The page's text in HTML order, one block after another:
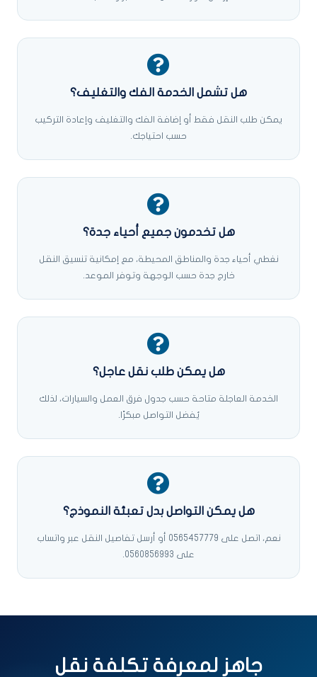
هل تشمل الخدمة الفك والتغليف؟
يمكن طلب النقل فقط أو إضافة الفك والتغليف وإعادة التركيب
حسب احتياجك.
هل تخدمون جميع أحياء جدة؟
نغطي أحياء جدة والمناطق المحيطة، مع إمكانية تنسيق النقل
خارج جدة حسب الوجهة وتوفر الموعد.
هل يمكن طلب نقل عاجل؟
الخدمة العاجلة متاحة حسب جدول فرق العمل والسيارات، لذلك
يُفضل التواصل مبكرًا.
هل يمكن التواصل بدل تعبئة النموذج؟
نعم، اتصل على 0565457779 أو أرسل تفاصيل النقل عبر واتساب
على 0560856993.
جاهز لمعرفة تكلفة نقل